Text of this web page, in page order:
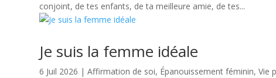
conjoint, de tes enfants, de ta meilleure amie, de tes...
Je suis la femme idéale
6 Juil 2026 |Affirmation de soi, Épanouissement féminin,Vie